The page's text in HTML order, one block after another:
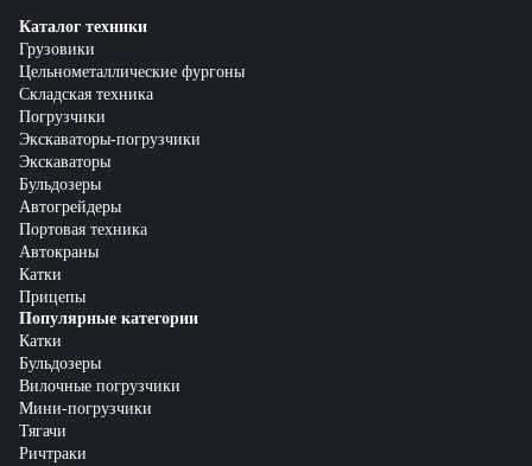
Каталог техники
Грузовики
Цельнометаллические фургоны
Складская техника
Погрузчики
Экскаваторы-погрузчики
Экскаваторы
Бульдозеры
Автогрейдеры
Портовая техника
Автокраны
Катки
Прицепы
Популярные категории
Катки
Бульдозеры
Вилочные погрузчики
Мини-погрузчики
Тягачи
Ричтраки